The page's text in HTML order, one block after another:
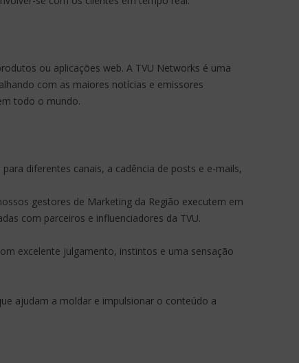
ou aplicações web. A TVU Networks é uma
com as maiores notícias e emissores
todo o mundo.
diferentes canais, a cadência de posts e e-mails,
gestores de Marketing da Região executem em
com parceiros e influenciadores da TVU.
excelente julgamento, instintos e uma sensação
ajudam a moldar e impulsionar o conteúdo a